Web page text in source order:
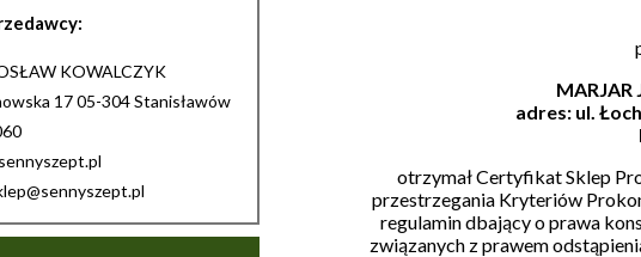
KOWALCZYK
17 05-304 Stanisławów
MARJAR
adres: ul.
otrzymał Certyfikat Sklep
przestrzegania Kryteriów
regulamin dbający o prawa
związanych z prawem